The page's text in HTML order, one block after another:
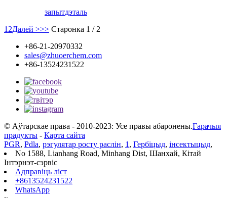
запытдэталь
1 2Далей >>> Старонка 1 / 2
+86-21-20970332
sales@zhuoerchem.com
+86-13524231522
© Аўтарскае права - 2010-2023: Усе правы абаронены.Гарачыя
прадукты - Карта сайта
PGR, Pdla, рэгулятар росту раслін, 1 , Гербіцыд, інсектыцыд,
No 1588, Lianhang Road, Minhang Dist, Шанхай, Кітай
Інтэрнэт-сэрвіс
Адправіць ліст
+8613524231522
WhatsApp